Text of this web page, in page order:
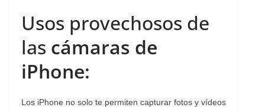
Usos provechosos de
las cámaras de
iPhone:
Los iPhone no solo te permiten capturar fotos y vídeos